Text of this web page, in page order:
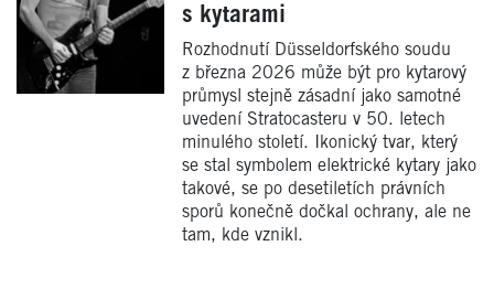
s kytarami
Rozhodnutí Düsseldorfského soudu
z března 2026 může být pro kytarový
průmysl stejně zásadní jako samotné
uvedení Stratocasteru v 50. letech
minulého století. Ikonický tvar, který
se stal symbolem elektrické kytary jako
takové, se po desetiletích právních
sporů konečně dočkal ochrany, ale ne
tam, kde vznikl.